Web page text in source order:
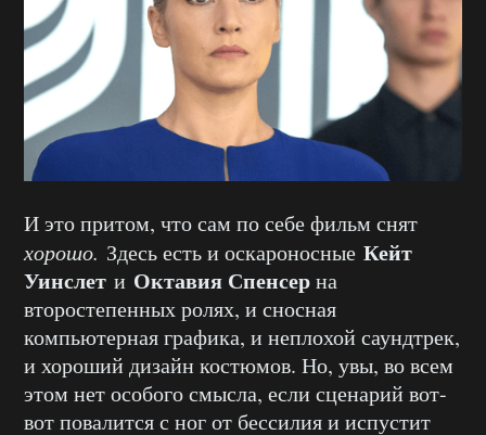
И это притом, что сам по себе фильм снят
хорошо. Здесь есть и оскароносные Кейт
Уинслет и Октавия Спенсерна
второстепенных ролях, и сносная
компьютерная графика, и неплохой саундтрек,
и хороший дизайн костюмов. Но, увы, во всем
этом нет особого смысла, если сценарий вот-
вот повалится с ног от бессилия и испустит